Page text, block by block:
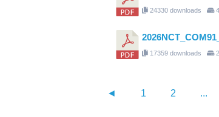
24330 downloads
17359 downloads
◄ 1 2 ...